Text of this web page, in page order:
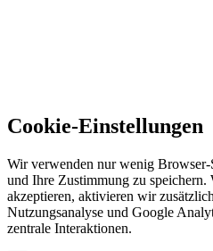
Cookie-Einstellungen
Wir verwenden nur wenig Browser-
und Ihre Zustimmung zu speichern.
akzeptieren, aktivieren wir
Nutzungsanalyse und Google
zentrale Interaktionen.